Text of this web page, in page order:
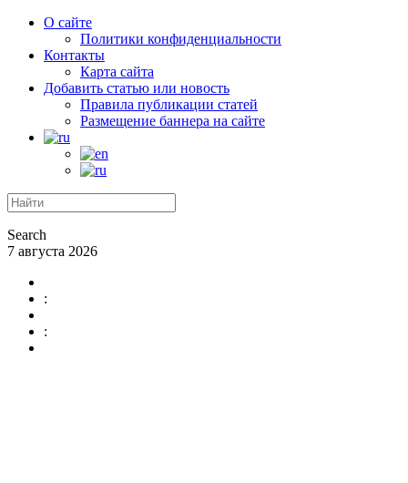
О сайте
Политики конфиденциальности
Контакты
Карта сайта
Добавить статью или новость
Правила публикации статей
Размещение баннера на сайте
Search
7 августа 2026
:
: